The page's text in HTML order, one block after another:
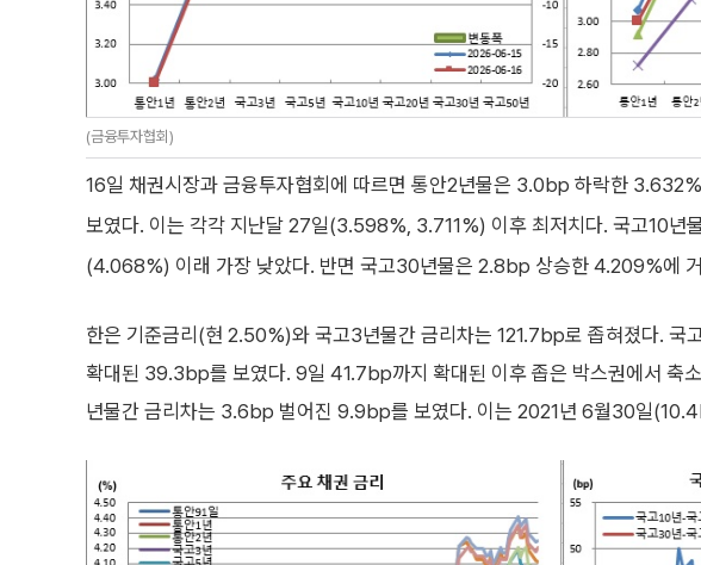
(금융투자협회)
16일 채권시장과 금융투자협회에 따르면 통안2년물은 3.0bp 하락한
보였다. 이는 각각 지난달 27일(3.598%, 3.711%) 이후 최저치다. 국고10년
(4.068%) 이래 가장 낮았다. 반면 국고30년물은 2.8bp 상승한 4.209%에
한은 기준금리(현 2.50%)와 국고3년물간 금리차는 121.7bp로 좁혀졌다. 국
확대된 39.3bp를 보였다. 9일 41.7bp까지 확대된 이후 좁은 박스권에서 축
년물간 금리차는 3.6bp 벌어진 9.9bp를 보였다. 이는 2021년 6월30일